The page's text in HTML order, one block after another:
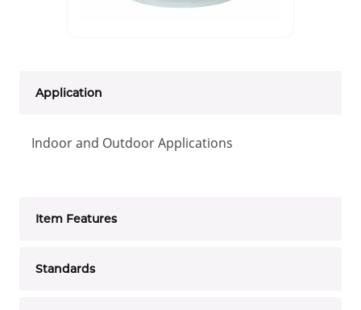
Application
Indoor and Outdoor Applications
Item Features
Standards